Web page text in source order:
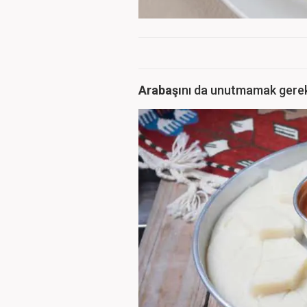
Arabaşını da unutmamak